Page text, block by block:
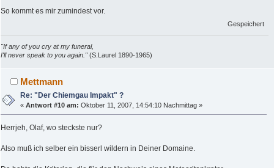
So kommt es mir zumindest vor.
Gespeichert
"If any of you cry at my funeral,
I'll never speak to you again."(S.Laurel 1890-1965)
Mettmann
Re: "Der Chiemgau Impakt" ?
«Antwort #10 am: Oktober 11, 2007, 14:54:10 Nachmittag »
Herrjeh, Olaf, wo steckste nur?
Also muß ich selber ein bisserl wildern in Deiner Domaine.